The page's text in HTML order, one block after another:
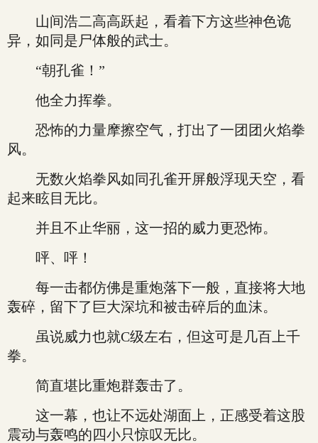
山间浩二高高跃起，看着下方这些神色诡
异，如同是尸体般的武士。
“朝孔雀！”
他全力挥拳。
恐怖的力量摩擦空气，打出了一团团火焰拳
风。
无数火焰拳风如同孔雀开屏般浮现天空，看
起来眩目无比。
并且不止华丽，这一招的威力更恐怖。
呯、呯！
每一击都仿佛是重炮落下一般，直接将大地
轰碎，留下了巨大深坑和被击碎后的血沫。
虽说威力也就C级左右，但这可是几百上千
拳。
简直堪比重炮群轰击了。
这一幕，也让不远处湖面上，正感受着这股
震动与轰鸣的四小只惊叹无比。